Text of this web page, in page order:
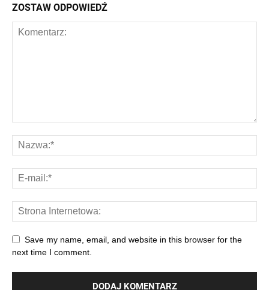
ZOSTAW ODPOWIEDŹ
Save my name, email, and website in this browser for the
next time I comment.